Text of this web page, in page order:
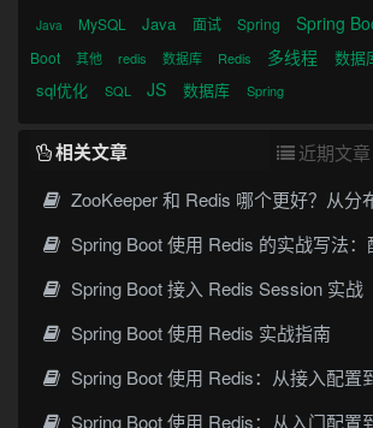
Java MySQL Java 面试 Spring Spring
Boot
其他 redis 数据库 Redis 多线程 数据
sql优化 SQL JS 数据库 Spring
相关文章
近期文章
ZooKeeper 和 Redis 哪个更好？从分布式协调
Spring Boot 使用 Redis 的实战写法：配置、缓存
Spring Boot 接入 Redis Session 实战
Spring Boot 使用 Redis 实战指南
Spring Boot 使用 Redis：从接入配置
Spring Boot 使用 Redis：从入门配置